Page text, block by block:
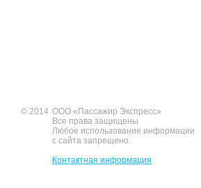
© 2014 ООО «Пассажир Экспресс»
Все права защищены
Любое использование информации
с сайта запрещено.
Контактная информация